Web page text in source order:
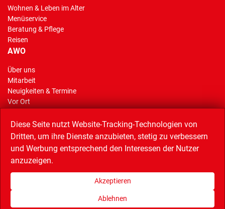
Wohnen & Leben im Alter
Menüservice
Beratung & Pflege
Reisen
AWO
Über uns
Mitarbeit
Neuigkeiten & Termine(Standort)
Vor Ort
Reisen
Linkempfehlungen
AWO Service GmbH (Catering),
AWO Bezirk Westliches Westfalen,
AWO Bundesverband,
Musiktheater im Revier,
Bündnis Buntes Bottrop
Diese Seite nutzt Website-Tracking-Technologien von
Dritten, um ihre Dienste anzubieten, stetig zu verbessern
und Werbung entsprechend den Interessen der Nutzer
anzuzeigen.
Akzeptieren
Ablehnen